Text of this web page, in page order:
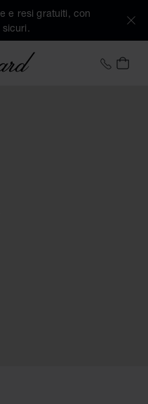
e resi gratuiti, con
sicuri.
+41
IL